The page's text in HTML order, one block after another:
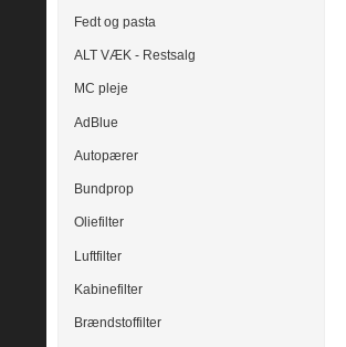
Fedt og pasta
ALT VÆK - Restsalg
MC pleje
AdBlue
Autopærer
Bundprop
Oliefilter
Luftfilter
Kabinefilter
Brændstoffilter